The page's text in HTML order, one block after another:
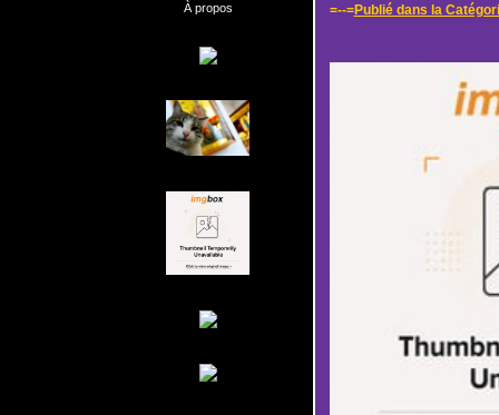
À propos =--=Publié dans la